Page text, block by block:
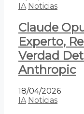
IA Noticias
Claude
Experto,
Verdad
Anthropic
18/04/2026
IA Noticias